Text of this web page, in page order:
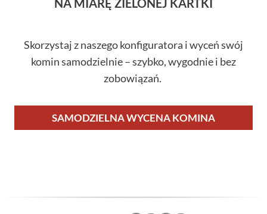
NA MIARĘ ZIELONEJ KARTKI
Skorzystaj z naszego konfiguratora i wyceń swój
komin samodzielnie – szybko, wygodnie i bez
zobowiązań.
SAMODZIELNA WYCENA KOMINA